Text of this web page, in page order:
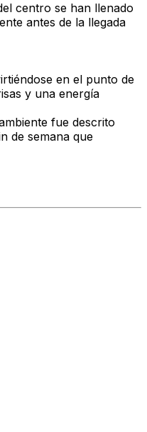
centro se han llenado
antes de la llegada
en el punto de
y una energía
fue descrito
de semana que